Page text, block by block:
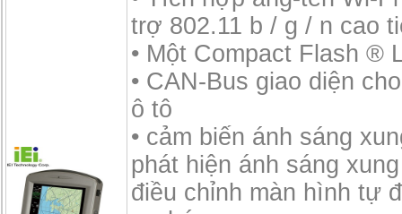
trợ 802.11 b / g / n cao
• Một Compact Flash ®
• CAN-Bus giao diện
ô tô
• cảm biến ánh sáng
phát hiện ánh sáng
điều chỉnh màn hình tự